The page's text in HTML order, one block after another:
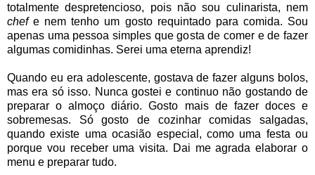
totalmente despretencioso, pois não sou culinarista, nem
chefe nem tenho um gosto requintado para comida. Sou
apenas uma pessoa simples que gosta de comer e de fazer
algumas comidinhas. Serei uma eterna aprendiz!
Quando eu era adolescente, gostava de fazer alguns bolos,
mas era só isso. Nunca gostei e continuo não gostando de
preparar o almoço diário. Gosto mais de fazer doces e
sobremesas. Só gosto de cozinhar comidas salgadas,
quando existe uma ocasião especial, como uma festa ou
porque vou receber uma visita. Dai me agrada elaborar o
menu e preparar tudo.